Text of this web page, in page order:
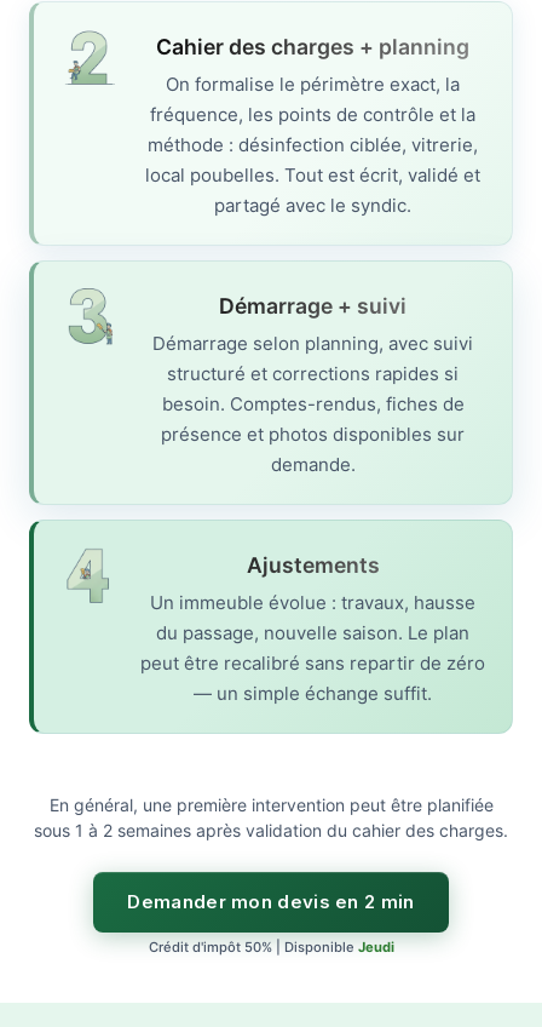
Cahier des charges + planning
On formalise le périmètre exact, la
fréquence, les points de contrôle et la
méthode : désinfection ciblée, vitrerie,
local poubelles. Tout est écrit, validé et
partagé avec le syndic.
Démarrage + suivi
Démarrage selon planning, avec suivi
structuré et corrections rapides si
besoin. Comptes-rendus, fiches de
présence et photos disponibles sur
demande.
Ajustements
Un immeuble évolue : travaux, hausse
du passage, nouvelle saison. Le plan
peut être recalibré sans repartir de zéro
— un simple échange suffit.
En général, une première intervention peut être planifiée
sous 1 à 2 semaines après validation du cahier des charges.
Demander mon devis en 2 min
Crédit d'impôt 50% | Disponible Jeudi